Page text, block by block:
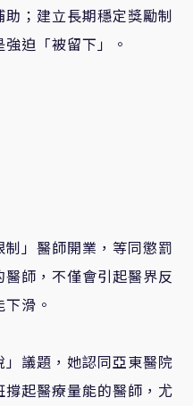
；建立長期穩定獎勵制
迫「被留下」。
制」醫師開業，等同懲罰
醫師 ， 不僅會引起醫界反
滑。
議題，她認同亞東醫院
起醫療量能的醫師，尤